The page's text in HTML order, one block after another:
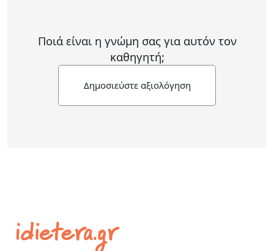
Ποιά είναι η γνώμη σας για αυτόν τον
καθηγητή;
Δημοσιεύστε αξιολόγηση